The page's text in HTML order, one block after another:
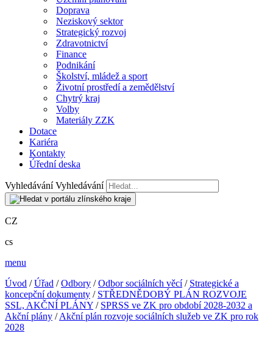
Doprava
Neziskový sektor
Strategický rozvoj
Zdravotnictví
Finance
Podnikání
Školství, mládež a sport
Životní prostředí a zemědělství
Chytrý kraj
Volby
Materiály ZZK
Dotace
Kariéra
Kontakty
Úřední deska
Vyhledávání Vyhledávání
CZ
cs
menu
Úvod /Úřad /Odbory /Odbor sociálních věcí/ Strategické a
koncepční dokumenty / STŘEDNĚDOBÝ PLÁN ROZVOJE
SSL, AKČNÍ PLÁNY / SPRSS ve ZK pro období 2028-2032 a
Akční plány /Akční plán rozvoje sociálních služeb ve ZK pro rok
2028